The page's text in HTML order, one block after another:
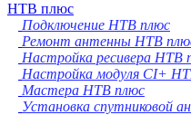
НТВ плюс
Подключение НТВ плюс
Ремонт антенны НТВ
Настройка ресивера НТВ
Настройка модуля CI+
Мастера НТВ плюс
Установка спутниковой